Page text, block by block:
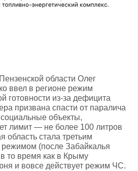
области Олег
ввел в регионе режим
готовности из‑за дефицита
призвана спасти от паралича
объекты,
лимит — не более 100 литров
область стала третьим
(после Забайкалья
то время как в Крыму
и вовсе действует режим ЧС.